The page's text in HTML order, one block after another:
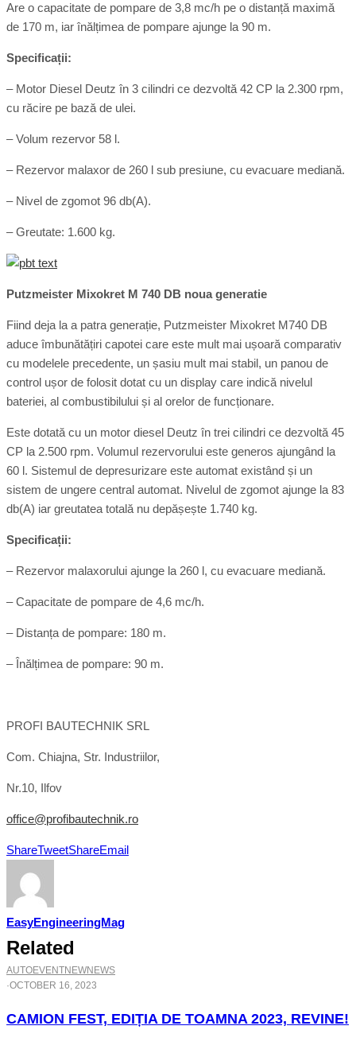
Are o capacitate de pompare de 3,8 mc/h pe o distanță maximă
de 170 m, iar înălțimea de pompare ajunge la 90 m.
Specificații:
– Motor Diesel Deutz în 3 cilindri ce dezvoltă 42 CP la 2.300 rpm,
cu răcire pe bază de ulei.
– Volum rezervor 58 l.
– Rezervor malaxor de 260 l sub presiune, cu evacuare mediană.
– Nivel de zgomot 96 db(A).
– Greutate: 1.600 kg.
Putzmeister Mixokret M 740 DB noua generatie
Fiind deja la a patra generație, Putzmeister Mixokret M740 DB
aduce îmbunătățiri capotei care este mult mai ușoară comparativ
cu modelele precedente, un șasiu mult mai stabil, un panou de
control ușor de folosit dotat cu un display care indică nivelul
bateriei, al combustibilului și al orelor de funcționare.
Este dotată cu un motor diesel Deutz în trei cilindri ce dezvoltă 45
CP la 2.500 rpm. Volumul rezervorului este generos ajungând la
60 l. Sistemul de depresurizare este automat existând și un
sistem de ungere central automat. Nivelul de zgomot ajunge la 83
db(A) iar greutatea totală nu depășește 1.740 kg.
Specificații:
– Rezervor malaxorului ajunge la 260 l, cu evacuare mediană.
– Capacitate de pompare de 4,6 mc/h.
– Distanța de pompare: 180 m.
– Înălțimea de pompare: 90 m.
PROFI BAUTECHNIK SRL
Com. Chiajna, Str. Industriilor,
Nr.10, Ilfov
office@profibautechnik.ro
ShareTweetShareEmail
EasyEngineeringMag
Related
AUTOEVENTNEWNEWS
·OCTOBER 16, 2023
CAMION FEST, EDIȚIA DE TOAMNA 2023, REVINE!